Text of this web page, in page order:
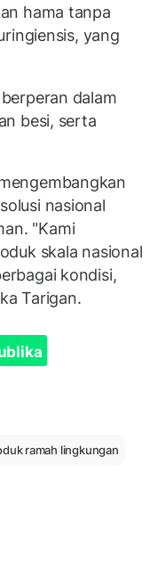
hama tanpa
yang
dalam
besi, serta
nasional
"Kami
skala nasional
kondisi,
Tarigan.
ramah lingkungan